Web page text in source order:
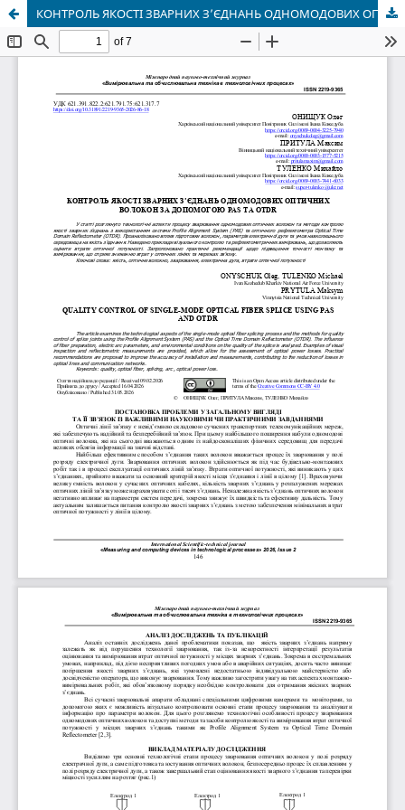
КОНТРОЛЬ ЯКОСТІ ЗВАРНИХ З’ЄДНАНЬ ОДНОМОДОВИХ ОПТИЧНИХ ВОЛОКОН ЗА ДОПОМОГОЮ PAS ТА OTDR